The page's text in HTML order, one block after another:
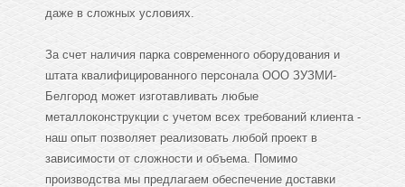
даже в сложных условиях.
За счет наличия парка современного оборудования и
штата квалифицированного персонала ООО ЗУЗМИ-
Белгород может изготавливать любые
металлоконструкции с учетом всех требований клиента -
наш опыт позволяет реализовать любой проект в
зависимости от сложности и объема. Помимо
производства мы предлагаем обеспечение доставки